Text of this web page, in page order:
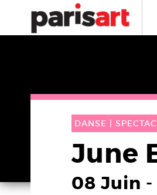
DANSE |
June
08 Juin -